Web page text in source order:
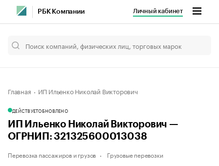
РБК Компании Личный кабинет
Главная ИП Ильенко Николай Викторович
ДЕЙСТВУЕТОБНОВЛЕНО
ИП Ильенко Николай Викторович —
ОГРНИП: 321325600013038
Перевозка пассажиров и грузов Грузовые перевозки